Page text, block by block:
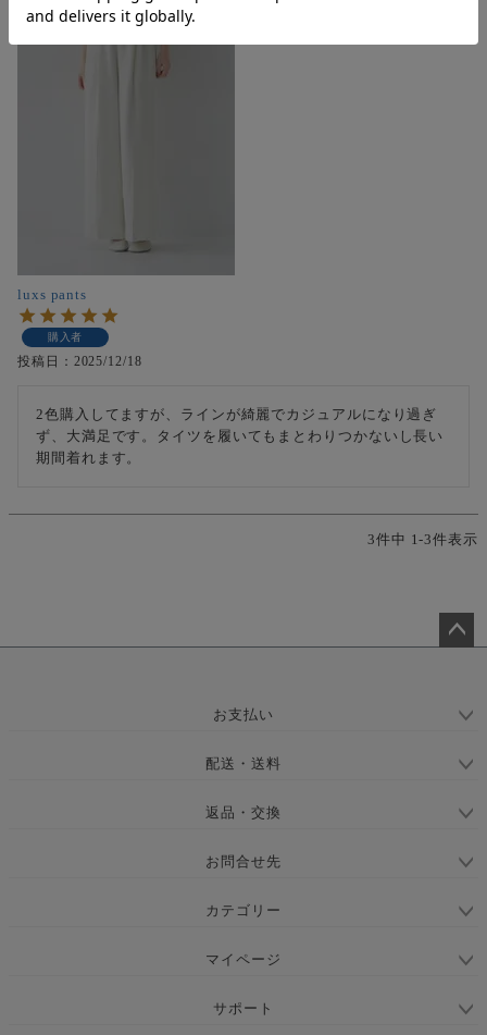
luxs pants
購入者
投稿日 2025/12/18
2色購入してますが、ラインが綺麗でカジュアルになり過ぎ
ず、大満足です。タイツを履いてもまとわりつかないし長い
期間着れます。
3件中 1-3件表示
お支払い
配送・送料
返品・交換
お問合せ先
カテゴリー
マイページ
サポート